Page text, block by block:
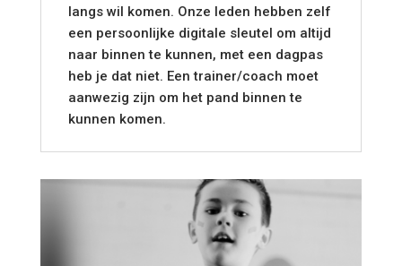
langs wil komen. Onze leden hebben zelf
een persoonlijke digitale sleutel om altijd
naar binnen te kunnen, met een dagpas
heb je dat niet. Een trainer/coach moet
aanwezig zijn om het pand binnen te
kunnen komen.